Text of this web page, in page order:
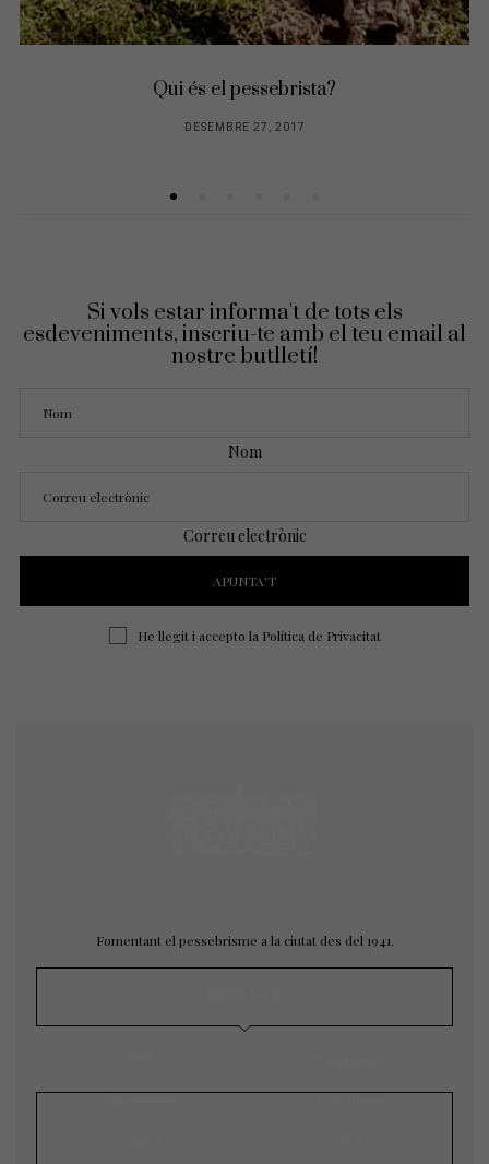
Qui és el pessebrista?
DESEMBRE 27, 2017
Si vols estar informa't de tots els
esdeveniments, inscriu-te amb el teu email al
nostre butlletí!
Nom
Correu electrònic
He llegit i accepto la Política de Privacitat
Fomentant el pessebrisme a la ciutat des del 1941.
Exposicions Concursos